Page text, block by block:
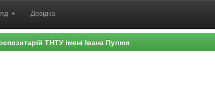
Довідка
ТНТУ імені Івана Пулюя